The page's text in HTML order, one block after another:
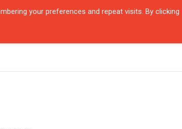
KARŞILAŞMALAR ZAMANIN İÇINDEN SÖYLEŞI
your preferences and repeat visits. By clicking